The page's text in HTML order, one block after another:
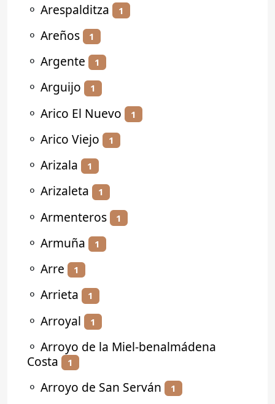
⚬ Arespalditza 1
⚬ Areños 1
⚬ Argente 1
⚬ Arguijo 1
⚬ Arico El Nuevo 1
⚬ Arico Viejo 1
⚬ Arizala 1
⚬ Arizaleta 1
⚬ Armenteros 1
⚬ Armuña 1
⚬ Arre 1
⚬ Arrieta 1
⚬ Arroyal 1
⚬ Arroyo de la Miel-benalmádena
Costa
1
⚬ Arroyo de San Serván 1